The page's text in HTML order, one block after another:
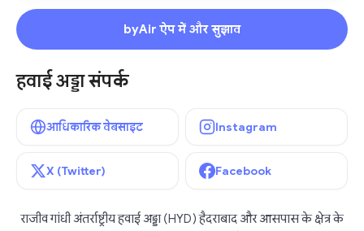
byAir ऐप में और सुझाव
हवाई अड्डा संपर्क
आधिकारिक वेबसाइट Instagram
X (Twitter) Facebook
राजीव गांधी अंतर्राष्ट्रीय हवाई अड्डा (HYD) हैदराबाद और आसपास के क्षेत्र के